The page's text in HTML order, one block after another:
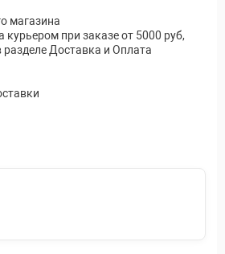
магазина
курьером при заказе от 5000 руб,
разделе Доставка и Оплата